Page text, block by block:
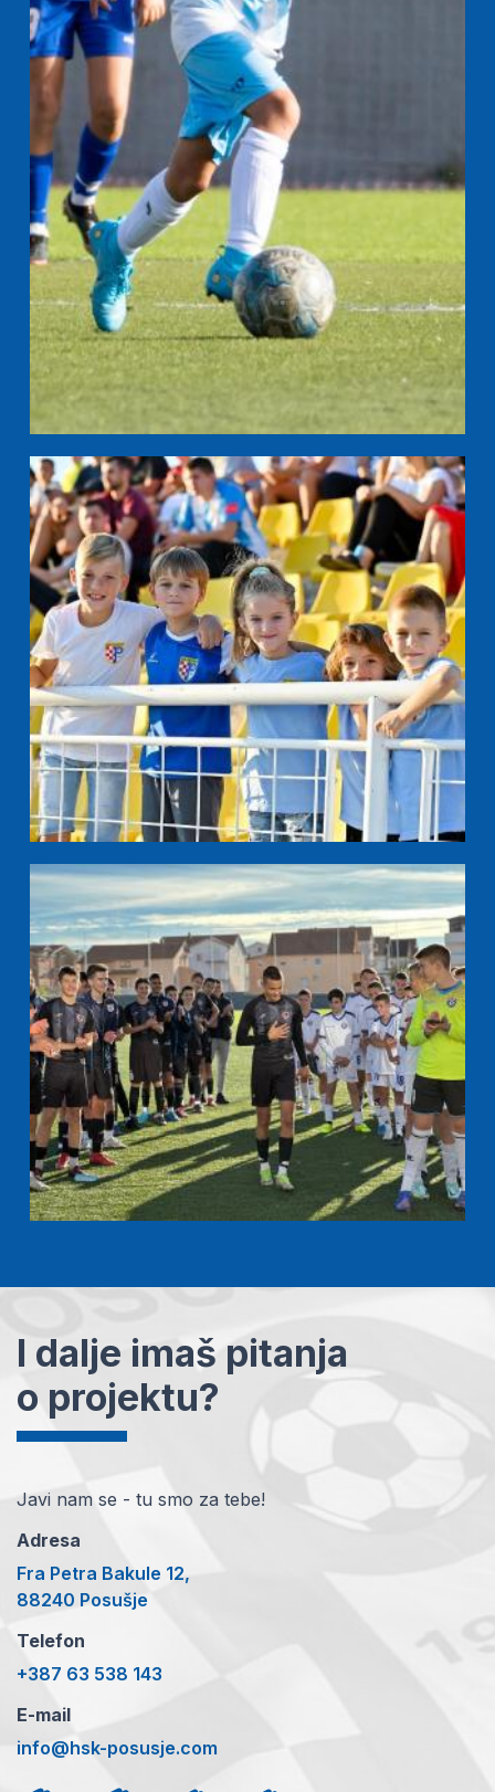
I dalje imaš pitanja
o projektu?
Javi nam se - tu smo za tebe!
Adresa
Fra Petra Bakule 12,
88240 Posušje
Telefon
+387 63 538 143
E-mail
info@hsk-posusje.com